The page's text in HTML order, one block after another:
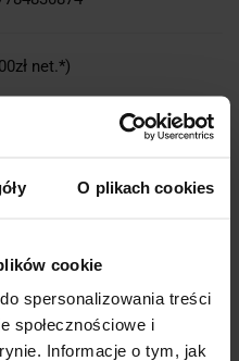
O plikach cookies
cookie
spersonalizowania treści
społecznościowe i
Informacje o tym, jak
net.*)
DOT.
(0)